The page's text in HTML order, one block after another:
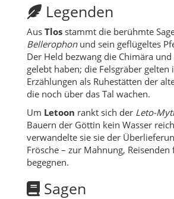
Legenden
Aus Tlos stammt die berühmte
Bellerophonund sein geflügeltes
Der Held bezwang die Chimära
gelebt haben; die Felsgräber gelten
Erzählungen als Ruhestätten der
die noch über das Tal wachen.
Um Letoon rankt sich der Leto-
Bauern der Göttin kein Wasser
verwandelte sie sie der
Frösche – zur Mahnung,
begegnen.
Sagen